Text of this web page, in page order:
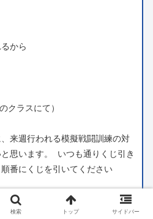
から
クラスにて）
来週行われる模擬戦闘訓練の対
思います。 いつも通りくじ引き
番にくじを引いてください
検索 トップ サイドバー